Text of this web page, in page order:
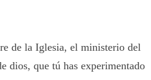
de la Iglesia, el ministerio del
dios, que tú has experimentado